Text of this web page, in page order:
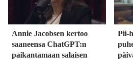
Annie Jacobsen kertoo
saaneensa ChatGPT:n
paikantamaan salaisen
Pii-